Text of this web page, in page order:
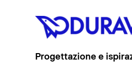
Progettazione e